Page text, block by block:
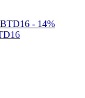
- 14%